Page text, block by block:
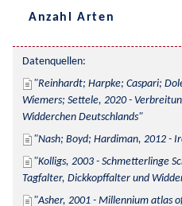
Anzahl Arten
Datenquellen:
Reinhardt; Harpke; Caspari;
Wiemers; Settele, 2020 -
Widderchen Deutschlands
Nash; Boyd; Hardiman, 2012 -
Kolligs, 2003 - Schmetterlinge
Tagfalter, Dickkopffalter und
Asher, 2001 - Millennium atlas